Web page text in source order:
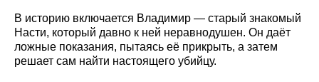
В историю включается Владимир — старый знакомый
Насти, который давно к ней неравнодушен. Он даёт
ложные показания, пытаясь её прикрыть, а затем
решает сам найти настоящего убийцу.